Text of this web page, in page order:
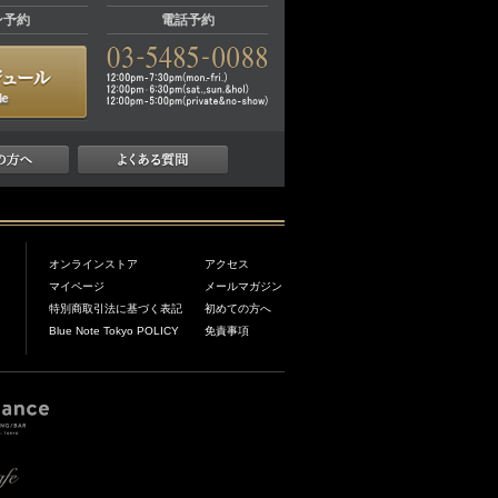
予約 電話予約
オンラインストア
マイページ
特別商取引法に基づく表記
Blue Note Tokyo POLICY
アクセス
メールマガジン
初めての方へ
免責事項